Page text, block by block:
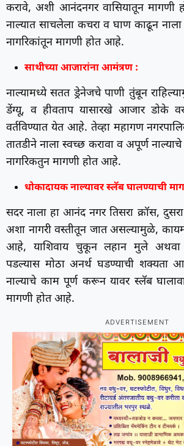
करावे, अशी आनंदनगर वासियातून मागणी
नाल्यात साचलेला कचरा व घाण काढून
नागरिकांतून मागणी होत आहे.
साथीच्या आजारांना आमंत्रण :
नाल्यामध्ये सतत ड्रेनेजचे पाणी तुंबून
डेंग्यू, व हीवताप यासारखे आजार डोके
वर्तविण्यात येत आहे. तेव्हा महागण
तातडीने नाला स्वच्छ करावा व अपूर्ण
नागरिकतुन मागणी होत आहे.
धोकादायक नाल्यावर स्लॅब घालण्याची
सदर नाला हा आनंद नगर तिसरा क्रॉस,
अशा नागरी वस्तीतून जात असल्यामुळे,
आहे, याशिवाय चुकून लहान मुले अथवा
पडल्यास मोठा अनर्थ घडण्याची शक्यता
नाल्याचे काम पूर्ण करून यावर स्लॅब
मागणी होत आहे.
ADVERTISEMENT